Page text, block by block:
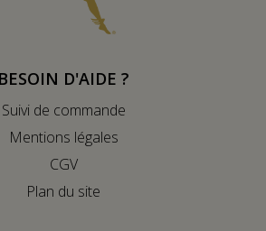
BESOIN D'AIDE ?
Suivi de commande
Mentions légales
CGV
Plan du site